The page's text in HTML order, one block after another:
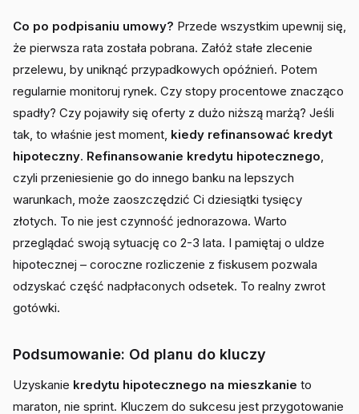
Co po podpisaniu umowy? Przede wszystkim upewnij się,
że pierwsza rata została pobrana. Załóż stałe zlecenie
przelewu, by uniknąć przypadkowych opóźnień. Potem
regularnie monitoruj rynek. Czy stopy procentowe znacząco
spadły? Czy pojawiły się oferty z dużo niższą marżą? Jeśli
tak, to właśnie jest moment, kiedy refinansować kredyt
hipoteczny. Refinansowanie kredytu hipotecznego,
czyli przeniesienie go do innego banku na lepszych
warunkach, może zaoszczędzić Ci dziesiątki tysięcy
złotych. To nie jest czynność jednorazowa. Warto
przeglądać swoją sytuację co 2-3 lata. I pamiętaj o uldze
hipotecznej – coroczne rozliczenie z fiskusem pozwala
odzyskać część nadpłaconych odsetek. To realny zwrot
gotówki.
Podsumowanie: Od planu do kluczy
Uzyskanie kredytu hipotecznego na mieszkanie to
maraton, nie sprint. Kluczem do sukcesu jest przygotowanie